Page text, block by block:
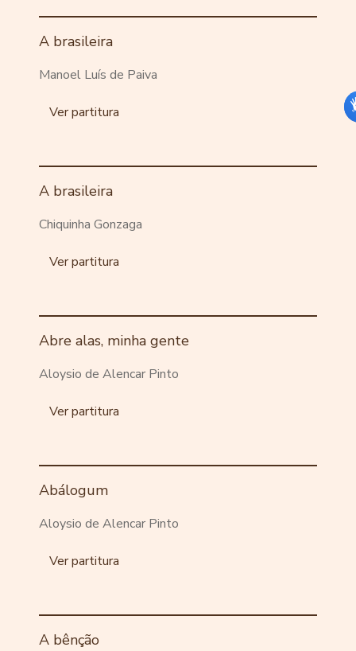
A brasileira
Manoel Luís de Paiva
Ver partitura
A brasileira
Chiquinha Gonzaga
Ver partitura
Abre alas, minha gente
Aloysio de Alencar Pinto
Ver partitura
Abálogum
Aloysio de Alencar Pinto
Ver partitura
A bênção